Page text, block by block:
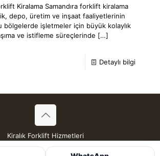
Kiralama Samandıra forklift kiralama
depo, üretim ve inşaat faaliyetlerinin
bölgelerde işletmeler için büyük kolaylık
ve istifleme süreçlerinde […]
Detaylı bilgi
Kiralık Forklift Hizmetleri
Tüm Hakları Saklıdır © 2026